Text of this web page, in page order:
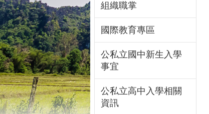
組織職掌
國際教育專區
公私立國中新生入學
事宜
公私立高中入學相關
資訊